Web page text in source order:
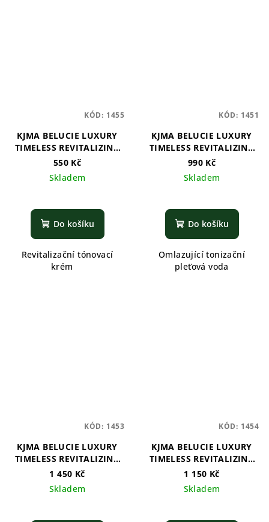
KJMA BELUCIE LUXURY
TIMELESS REVITALIZING
TONE UP CREAM
550 Kč
Skladem
Do košíku
Revitalizační tónovací
krém
KÓD: 1455
KJMA BELUCIE LUXURY
TIMELESS REVITALIZING
SKIN
990 Kč
Skladem
Do košíku
Omlazující tonizační
pleťová voda
KÓD: 1451
KJMA BELUCIE LUXURY
TIMELESS REVITALIZING
SERUM
1 450 Kč
Skladem
KÓD: 1453
KJMA BELUCIE LUXURY
TIMELESS REVITALIZING
EYE CREAM
1 150 Kč
Skladem
KÓD: 1454